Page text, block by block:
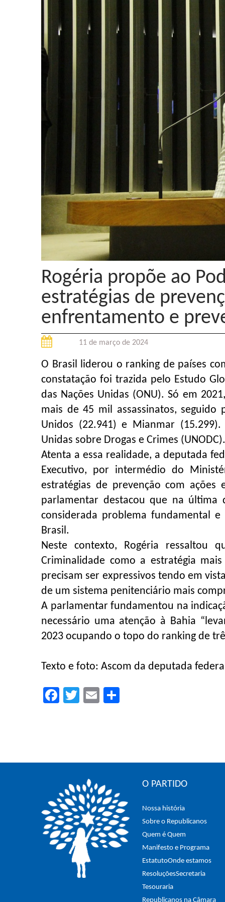
Rogéria propõe ao
estratégias de
enfrentamento e
11 de março de 2024
O Brasil liderou o ranking de países
constatação foi trazida pelo Estudo
das Nações Unidas (ONU). Só em
mais de 45 mil assassinatos, seguido
Unidos (22.941) e Mianmar
Unidas sobre Drogas e Crimes (UNODC).
Atenta a essa realidade, a deputada
Executivo, por intermédio do
estratégias de prevenção com
parlamentar destacou que na última
considerada problema fundamental
Brasil.
Neste contexto, Rogéria ressaltou
Criminalidade como a estratégia
precisam ser expressivos tendo em
de um sistema penitenciário mais
A parlamentar fundamentou na
necessário uma atenção à Bahia
2023 ocupando o topo do ranking de
Texto e foto: Ascom da deputada
Facebook
TwitterEmail
O PARTIDO
Nossa história
Sobre o Republicanos
Quem é Quem
Manifesto e Programa
EstatutoOnde estamos
ResoluçõesSecretaria
Tesouraria
Republicanos na Câmara